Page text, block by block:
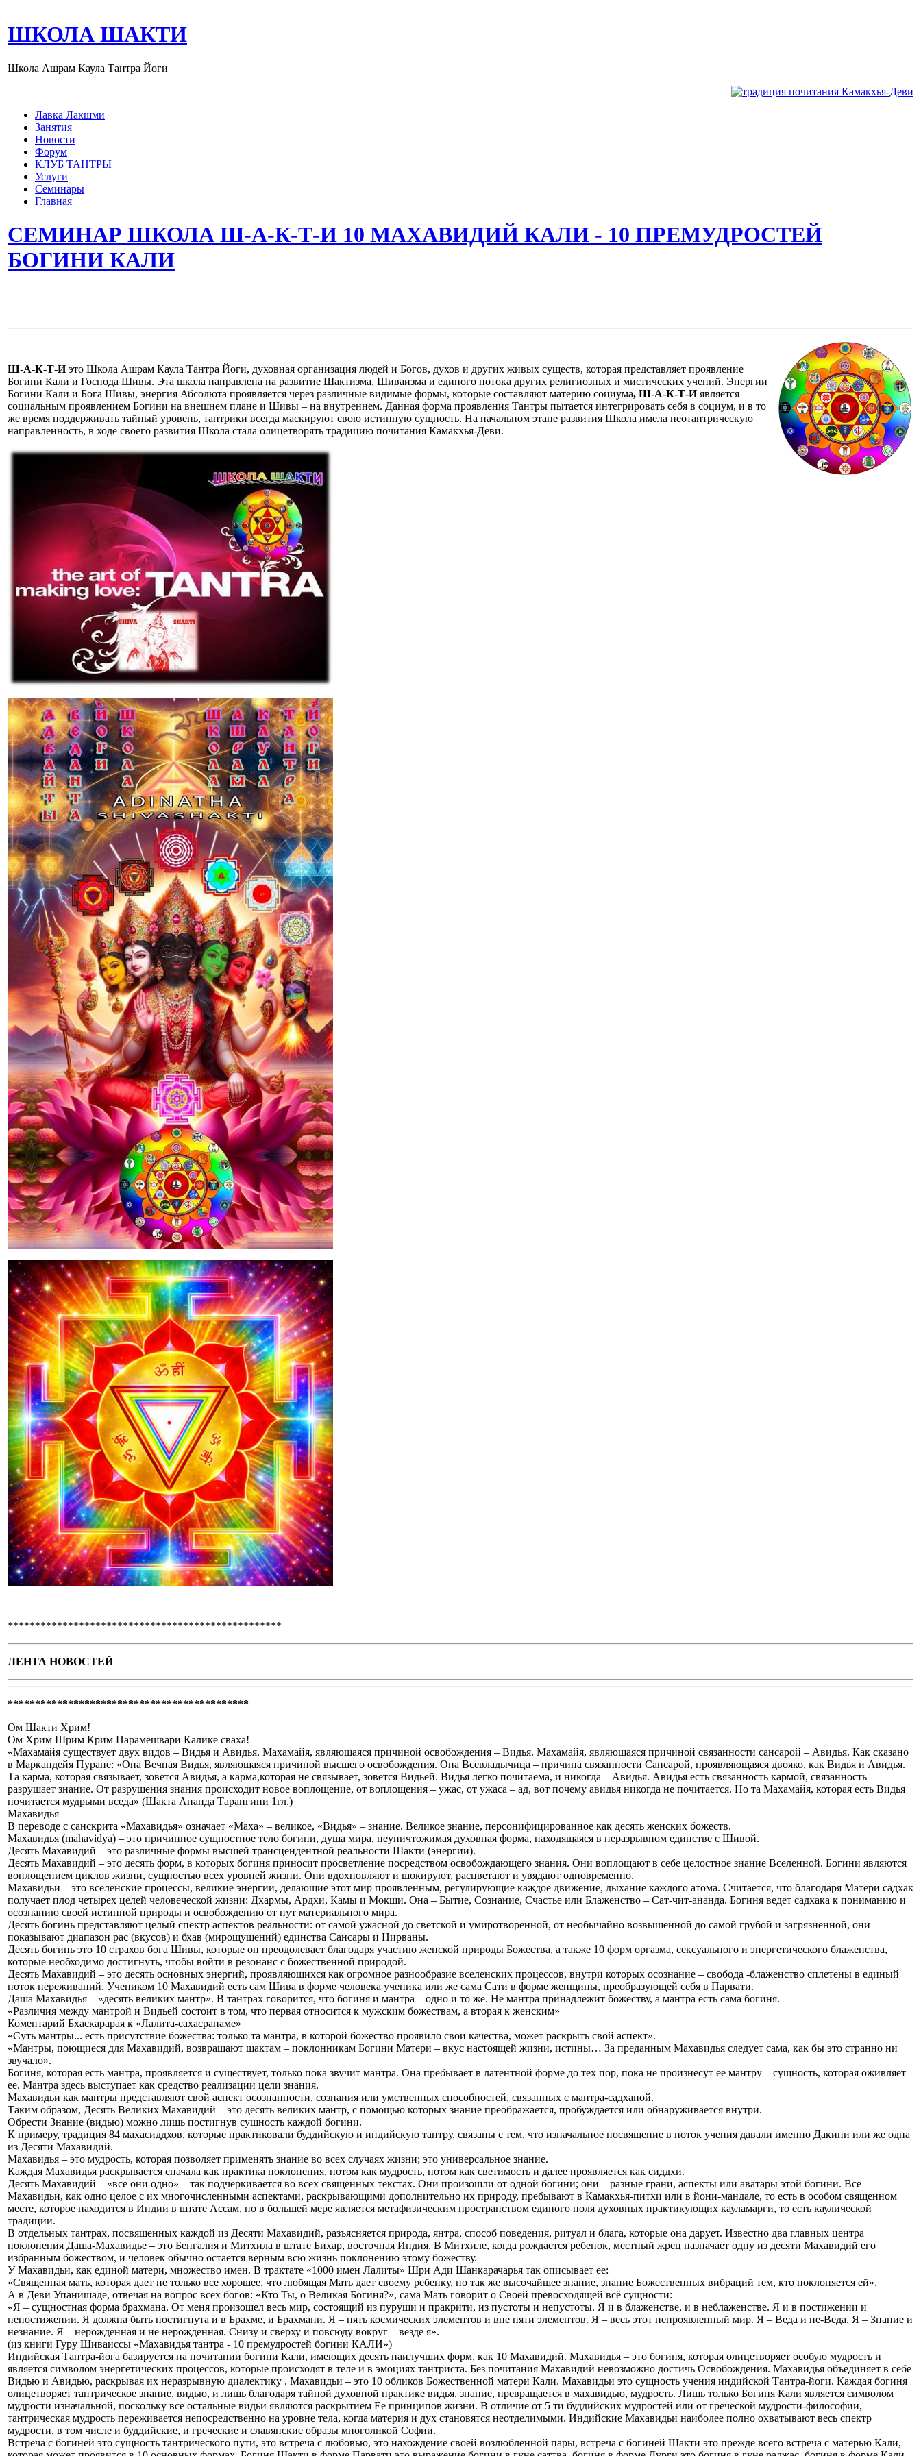
ШКОЛА ШАКТИ
Школа Ашрам Каула Тантра Йоги
Лавка Лакшми
Занятия
Новости
Форум
КЛУБ ТАНТРЫ
Услуги
Семинары
Главная
СЕМИНАР ШКОЛА Ш-А-К-Т-И 10 МАХАВИДИЙ КАЛИ - 10 ПРЕМУДРОСТЕЙ
БОГИНИ КАЛИ
Ш-А-К-Т-Иэто Школа Ашрам Каула Тантра Йоги, духовная организация людей и Богов, духов и других живых существ, которая представляет проявление
Богини Кали и Господа Шивы. Эта школа направлена на развитие Шактизма, Шиваизма и единого потока других религиозных и мистических учений. Энергии
Богини Кали и Бога Шивы, энергия Абсолюта проявляется через различные видимые формы, которые составляют материю социума, Ш-А-К-Т-Иявляется
социальным проявлением Богини на внешнем плане и Шивы – на внутреннем. Данная форма проявления Тантры пытается интегрировать себя в социум, и в то
же время поддерживать тайный уровень, тантрики всегда маскируют свою истинную сущность. На начальном этапе развития Школа имела неотантрическую
направленность, в ходе своего развития Школа стала олицетворять традицию почитания Камакхья-Деви.
**************************************************
ЛЕНТА НОВОСТЕЙ
********************************************
Ом Шакти Хрим!
Ом Хрим Шрим Крим Парамешвари Калике сваха!
«Махамайя существует двух видов – Видья и Авидья. Махамайя, являющаяся причиной освобождения – Видья. Махамайя, являющаяся причиной связанности сансарой – Авидья. Как сказано
в Маркандейя Пуране: «Она Вечная Видья, являющаяся причиной высшего освобождения. Она Всевладычица – причина связанности Сансарой, проявляющаяся двояко, как Видья и Авидья.
Та карма, которая связывает, зовется Авидья, а карма,которая не связывает, зовется Видьей. Видья легко почитаема, и никогда – Авидья. Авидья есть связанность кармой, связанность
разрушает знание. От разрушения знания происходит новое воплощение, от воплощения – ужас, от ужаса – ад, вот почему авидья никогда не почитается. Но та Махамайя, которая есть Видья
почитается мудрыми вседа» (Шакта Ананда Тарангини 1гл.)
Махавидья
В переводе с санскрита «Махавидья» означает «Маха» – великое, «Видья» – знание. Великое знание, персонифицированное как десять женских божеств.
Махавидья (mahavidya) – это причинное сущностное тело богини, душа мира, неуничтожимая духовная форма, находящаяся в неразрывном единстве с Шивой.
Десять Махавидий – это различные формы высшей трансцендентной реальности Шакти (энергии).
Десять Махавидий – это десять форм, в которых богиня приносит просветление посредством освобождающего знания. Они воплощают в себе целостное знание Вселенной. Богини являются
воплощением циклов жизни, сущностью всех уровней жизни. Они вдохновляют и шокируют, расцветают и увядают одновременно.
Махавидьи – это вселенские процессы, великие энергии, делающие этот мир проявленным, регулирующие каждое движение, дыхание каждого атома. Считается, что благодаря Матери садхак
получает плод четырех целей человеческой жизни: Дхармы, Ардхи, Камы и Мокши. Она – Бытие, Сознание, Счастье или Блаженство – Сат-чит-ананда. Богиня ведет садхака к пониманию и
осознанию своей истинной природы и освобождению от пут материального мира.
Десять богинь представляют целый спектр аспектов реальности: от самой ужасной до светской и умиротворенной, от необычайно возвышенной до самой грубой и загрязненной, они
показывают диапазон рас (вкусов) и бхав (мирощущений) единства Сансары и Нирваны.
Десять богинь это 10 страхов бога Шивы, которые он преодолевает благодаря участию женской природы Божества, а также 10 форм оргазма, сексуального и энергетического блаженства,
которые необходимо достигнуть, чтобы войти в резонанс с божественной природой.
Десять Махавидий – это десять основных энергий, проявляющихся как огромное разнообразие вселенских процессов, внутри которых осознание – свобода -блаженство сплетены в единый
поток переживаний. Учеником 10 Махавидий есть сам Шива в форме человека ученика или же сама Сати в форме женщины, преобразующей себя в Парвати.
Даша Махавидья – «десять великих мантр». В тантрах говорится, что богиня и мантра – одно и то же. Не мантра принадлежит божеству, а мантра есть сама богиня.
«Различия между мантрой и Видьей состоит в том, что первая относится к мужским божествам, а вторая к женским»
Коментарий Бхаскарарая к «Лалита-сахасранаме»
«Суть мантры... есть присутствие божества: только та мантра, в которой божество проявило свои качества, может раскрыть свой аспект».
«Мантры, поющиеся для Махавидий, возвращают шактам – поклонникам Богини Матери – вкус настоящей жизни, истины… За преданным Махавидья следует сама, как бы это странно ни
звучало».
Богиня, которая есть мантра, проявляется и существует, только пока звучит мантра. Она пребывает в латентной форме до тех пор, пока не произнесут ее мантру – сущность, которая оживляет
ее. Мантра здесь выступает как средство реализации цели знания.
Махавидьи как мантры представляют свой аспект осознанности, сознания или умственных способностей, связанных с мантра-садханой.
Таким образом, Десять Великих Махавидий – это десять великих мантр, с помощью которых знание преображается, пробуждается или обнаруживается внутри.
Обрести Знание (видью) можно лишь постигнув сущность каждой богини.
К примеру, традиция 84 махасиддхов, которые практиковали буддийскую и индийскую тантру, связаны с тем, что изначальное посвящение в поток учения давали именно Дакини или же одна
из Десяти Махавидий.
Махавидья – это мудрость, которая позволяет применять знание во всех случаях жизни; это универсальное знание.
Каждая Махавидья раскрывается сначала как практика поклонения, потом как мудрость, потом как светимость и далее проявляется как сиддхи.
Десять Махавидий – «все они одно» – так подчеркивается во всех священных текстах. Они произошли от одной богини; они – разные грани, аспекты или аватары этой богини. Все
Махавидьи, как одно целое с их многочисленными аспектами, раскрывающими дополнительно их природу, пребывают в Камакхья-питхи или в йони-мандале, то есть в особом священном
месте, которое находится в Индии в штате Ассам, но в большей мере является метафизическим пространством единого поля духовных практикующих кауламарги, то есть каулической
традиции.
В отдельных тантрах, посвященных каждой из Десяти Махавидий, разъясняется природа, янтра, способ поведения, ритуал и блага, которые она дарует. Известно два главных центра
поклонения Даша-Махавидье – это Бенгалия и Митхила в штате Бихар, восточная Индия. В Митхиле, когда рождается ребенок, местный жрец назначает одну из десяти Махавидий его
избранным божеством, и человек обычно остается верным всю жизнь поклонению этому божеству.
У Махавидьи, как единой матери, множество имен. В трактате «1000 имен Лалиты» Шри Ади Шанкарачарья так описывает ее:
«Священная мать, которая дает не только все хорошее, что любящая Мать дает своему ребенку, но так же высочайшее знание, знание Божественных вибраций тем, кто поклоняется ей».
А в Деви Упанишаде, отвечая на вопрос всех богов: «Кто Ты, о Великая Богиня?», сама Мать говорит о Своей превосходящей всё сущности:
«Я – сущностная форма брахмана. От меня произошел весь мир, состоящий из пуруши и пракрити, из пустоты и непустоты. Я и в блаженстве, и в неблаженстве. Я и в постижении и
непостижении. Я должна быть постигнута и в Брахме, и Брахмани. Я – пять космических элементов и вне пяти элементов. Я – весь этот непроявленный мир. Я – Веда и не-Веда. Я – Знание и
незнание. Я – нерожденная и не нерожденная. Снизу и сверху и повсюду вокруг – везде я».
(из книги Гуру Шиваиссы «Махавидья тантра - 10 премудростей богини КАЛИ»)
Индийская Тантра-йога базируется на почитании богини Кали, имеющих десять наилучших форм, как 10 Махавидий. Махавидья – это богиня, которая олицетворяет особую мудрость и
является символом энергетических процессов, которые происходят в теле и в эмоциях тантриста. Без почитания Махавидий невозможно достичь Освобождения. Махавидья объединяет в себе
Видью и Авидью, раскрывая их неразрывную диалектику . Махавидьи – это 10 обликов Божественной матери Кали. Махавидьи это сущность учения индийской Тантра-йоги. Каждая богиня
олицетворяет тантрическое знание, видью, и лишь благодаря тайной духовной практике видья, знание, превращается в махавидью, мудрость. Лишь только Богиня Кали является символом
мудрости изначальной, поскольку все остальные видьи являются раскрытием Ее принципов жизни. В отличие от 5 ти буддийских мудростей или от греческой мудрости-философии,
тантрическая мудрость переживается непосредственно на уровне тела, когда материя и дух становятся неотделимыми. Индийские Махавидьи наиболее полно охватывают весь спектр
мудрости, в том числе и буддийские, и греческие и славянские образы многоликой Софии.
Встреча с богиней это сущность тантрического пути, это встреча с любовью, это нахождение своей возлюбленной пары, встреча с богиней Шакти это прежде всего встреча с матерью Кали,